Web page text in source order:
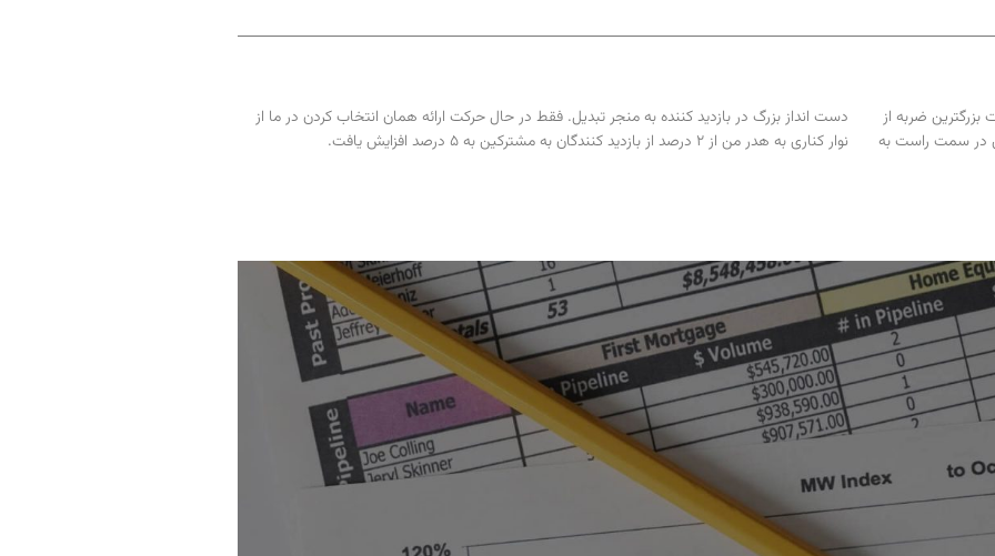
بزرگترین ضربه از
در سمت راست به
دست انداز بزرگ در بازدید کننده به منجر تبدیل. فقط در حال حرکت ارائه همان انتخاب کردن در ما از
نوار کناری به هدر من از 2 درصد از بازدید کنندگان به مشترکین به 5 درصد افزایش یافت.